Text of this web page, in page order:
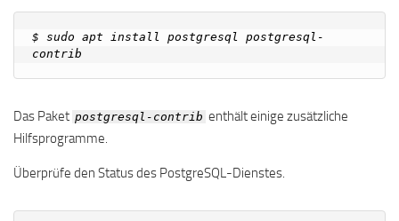
$ sudo apt install postgresql postgresql-
Das Paket postgresql-contrib enthält einige zusätzliche
Hilfsprogramme.
Überprüfe den Status des PostgreSQL-Dienstes.